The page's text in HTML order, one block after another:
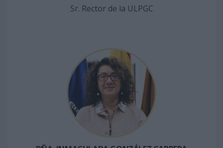
Sr. Rector de la ULPGC